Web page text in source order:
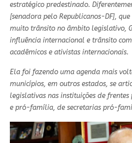
estratégico predestinado.
[senadora pelo Republicanos-DF],
muito trânsito no âmbito legislativo,
influência internacional e trânsito
acadêmicos e ativistas internacionais.
Ela foi fazendo uma agenda mais
municípios, em outros estados, se
legislativas nas instituições de
e pró-família, de secretarias pró-